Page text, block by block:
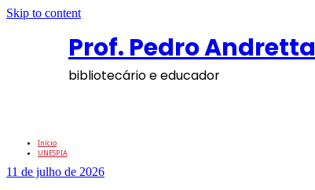
Skip to content
Prof. Pedro Andretta
bibliotecário e educador
Início
UNESP.IA
11 de julho de 2026